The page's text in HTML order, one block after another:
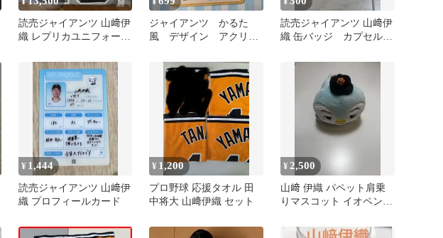
読売ジャイアンツ 山﨑伊
織 レプリカユニフォーム
ジャイアンツ かるた
風 デザイン アクリル
読売ジャイアンツ 山﨑伊
織 缶バッジ カプセルト
¥ 1,444
読売ジャイアンツ 山﨑伊
織 プロフィールカード
¥ 1,200
プロ野球 応援タオル 田
中将大 山﨑伊織 セット
¥2,500
山﨑 伊織 パペット肩乗
りマスコット イオペン